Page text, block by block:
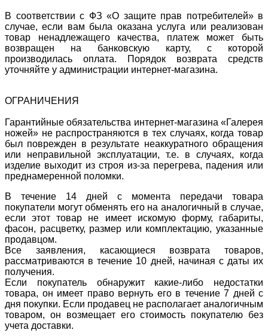
В соответствии с ФЗ «О защите прав потребителей» в
случае, если вам была оказана услуга или реализован
товар ненадлежащего качества, платеж может быть
возвращен на банковскую карту, с которой
производилась оплата. Порядок возврата средств
уточняйте у администрации интернет-магазина.
ОГРАНИЧЕНИЯ
Гарантийные обязательства интернет-магазина «Галерея
ножей» не распространяются в тех случаях, когда товар
был поврежден в результате неаккуратного обращения
или неправильной эксплуатации, т.е. в случаях, когда
изделие выходит из строя из-за перегрева, падения или
преднамеренной поломки.
В течение 14 дней с момента передачи товара
покупатели могут обменять его на аналогичный в случае,
если этот товар не имеет искомую форму, габариты,
фасон, расцветку, размер или комплектацию, указанные
продавцом.
Все заявления, касающиеся возврата товаров,
рассматриваются в течение 10 дней, начиная с даты их
получения.
Если покупатель обнаружит какие-либо недостатки
товара, он имеет право вернуть его в течение 7 дней с
дня покупки. Если продавец не располагает аналогичным
товаром, он возмещает его стоимость покупателю без
учета доставки.